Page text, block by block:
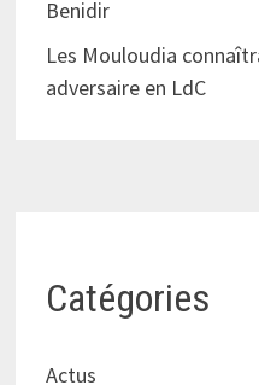
Benidir
Les Mouloudia
adversaire en LdC
Catégories
Actus